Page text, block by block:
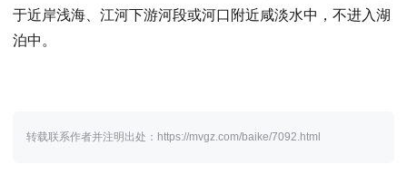
于近岸浅海、江河下游河段或河口附近咸淡水中，不进入湖
泊中。
转载联系作者并注明出处：https://mvgz.com/baike/7092.html